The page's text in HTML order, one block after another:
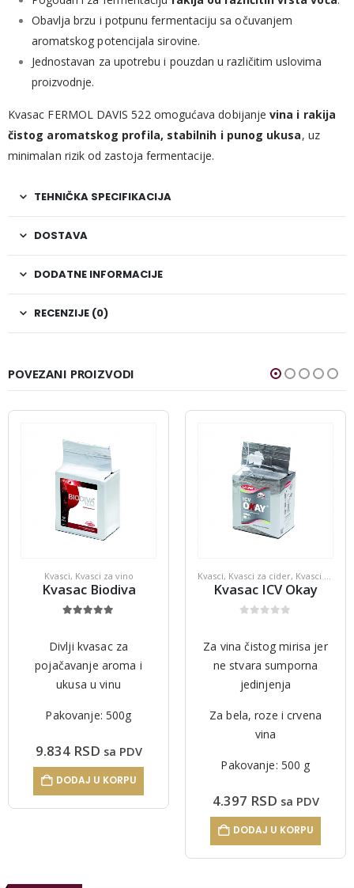
Obavlja brzu i potpunu fermentaciju sa očuvanjem
aromatskog potencijala sirovine.
Jednostavan za upotrebu i pouzdan u različitim uslovima
proizvodnje.
Kvasac FERMOL DAVIS 522 omogućava dobijanjevina i rakija
čistog aromatskog profila, stabilnih i punog ukusa, uz
minimalan rizik od zastoja fermentacije.
TEHNIČKA SPECIFIKACIJA
DOSTAVA
DODATNE INFORMACIJE
RECENZIJE (0)
POVEZANI PROIZVODI
Kvasci za vino
Kvasci, Kvasci za vino
Kvasac Biodiva
Divlji kvasac za
pojačavanje aroma i
ukusa u vinu
Pakovanje: 500g
9.834 RSD sa PDV
DODAJ U KORPU
Kvasci, Kvasci za cider, Kvasci za jabuku
Kvasac ICV Okay
Za vina čistog mirisa jer
ne stvara sumporna
jedinjenja
Za bela, roze i crvena
vina
Pakovanje: 500 g
4.397 RSD sa PDV
DODAJ U KORPU